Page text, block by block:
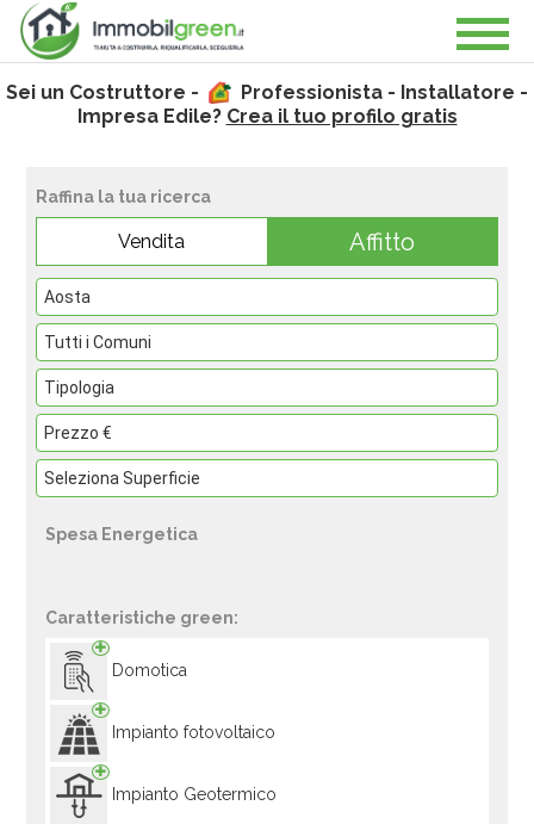
Sei un Costruttore -
Professionista - Installatore -
Impresa Edile? Crea il tuo profilo gratis
Raffina la tua ricerca
Vendita Affitto
Spesa Energetica
Caratteristiche green:
Domotica
Impianto fotovoltaico
Impianto Geotermico